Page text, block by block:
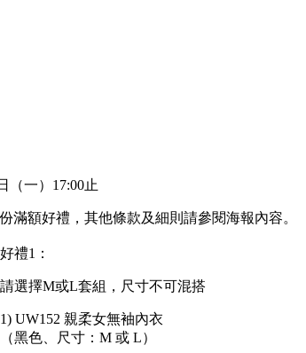
（一）17:00止
額好禮，其他條款及細則請參閱海報內容。
好禮1：
請選擇M或L套組，尺寸不可混搭
1) UW152 親柔女無袖內衣
（黑色、尺寸：M 或 L）